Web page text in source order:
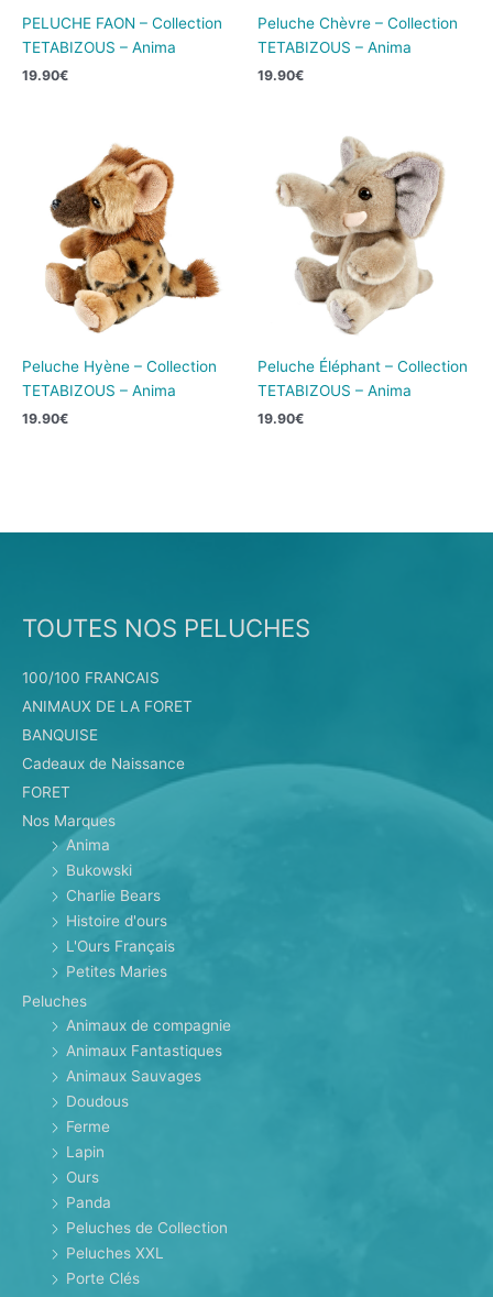
PELUCHE FAON – Collection
TETABIZOUS – Anima
19.90€
Peluche Chèvre – Collection
TETABIZOUS – Anima
19.90€
Peluche Hyène – Collection
TETABIZOUS – Anima
19.90€
Peluche Éléphant – Collection
TETABIZOUS – Anima
19.90€
TOUTES NOS PELUCHES
100/100 FRANCAIS
ANIMAUX DE LA FORET
BANQUISE
Cadeaux de Naissance
FORET
Nos Marques
Anima
Bukowski
Charlie Bears
Histoire d'ours
L'Ours Français
Petites Maries
Peluches
Animaux de compagnie
Animaux Fantastiques
Animaux Sauvages
Doudous
Ferme
Lapin
Ours
Panda
Peluches de Collection
Peluches XXL
Porte Clés